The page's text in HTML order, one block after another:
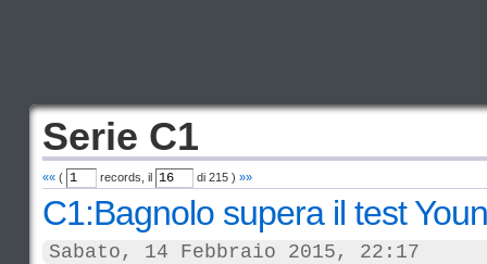
Serie C1
«« ( records, il di 215 ) »»
C1:Bagnolo supera il test
Sabato, 14 Febbraio 2015, 22:17